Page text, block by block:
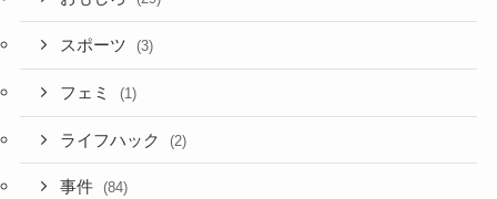
スポーツ (3)
フェミ (1)
ライフハック (2)
事件 (84)